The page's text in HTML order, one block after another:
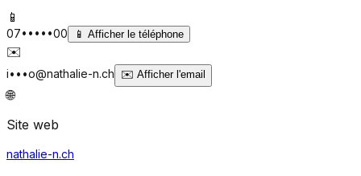
📱
07•••••00 📱 Afficher le téléphone
✉️
i•••o@nathalie-n.ch ✉️ Afficher l'email
🌐
Site web
nathalie-n.ch